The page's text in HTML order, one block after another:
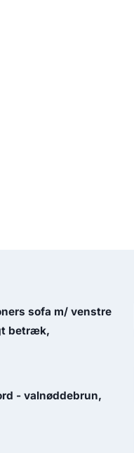
sofa m/ venstre
betræk,
- valnøddebrun,